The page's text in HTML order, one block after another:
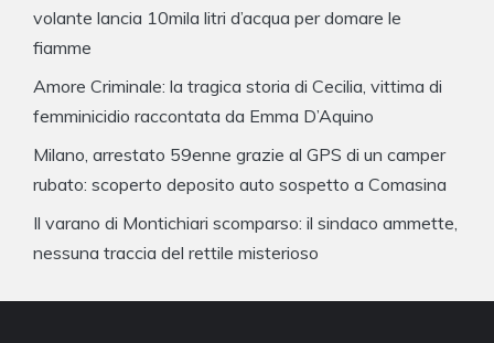
volante lancia 10mila litri d’acqua per domare le
fiamme
Amore Criminale: la tragica storia di Cecilia, vittima di
femminicidio raccontata da Emma D’Aquino
Milano, arrestato 59enne grazie al GPS di un camper
rubato: scoperto deposito auto sospetto a Comasina
Il varano di Montichiari scomparso: il sindaco ammette,
nessuna traccia del rettile misterioso